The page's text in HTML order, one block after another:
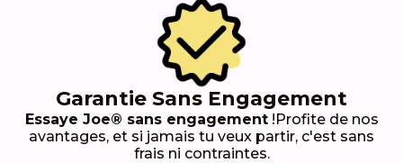
Garantie Sans Engagement
Essaye Joe® sans engagement!Profite de nos
avantages, et si jamais tu veux partir, c'est sans
frais ni contraintes.